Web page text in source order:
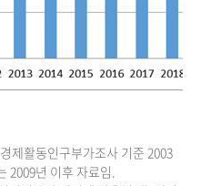
제활동인구부가조사 기준 2003
2009년 이후 자료임.